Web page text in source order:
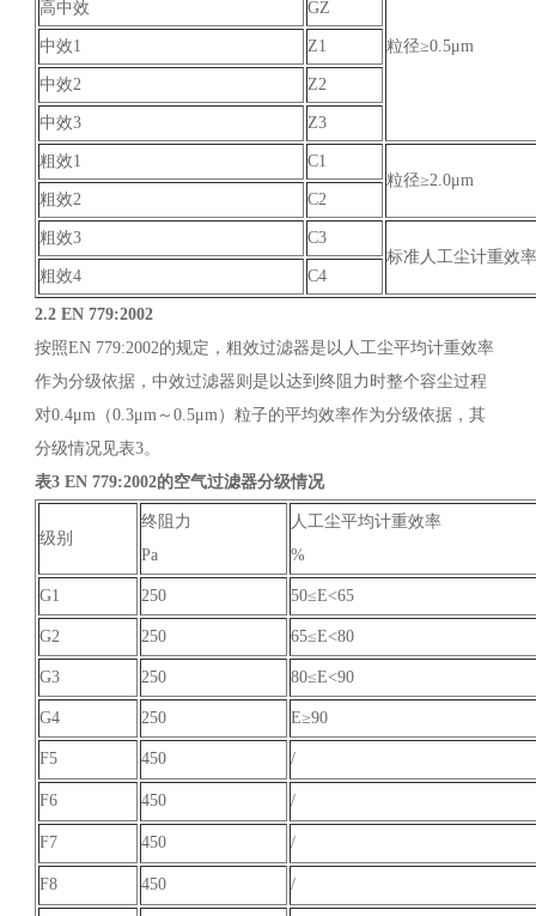
粒径≥0.5μm
高中效 GZ
中效1 Z1
中效2 Z2
中效3 Z3
粗效1
C1
粒径≥2.0μm
粗效2
C2
粗效3
C3
标准人工尘计重效率
粗效4
C4
2.2 EN 779:2002
按照EN 779:2002的规定，粗效过滤器是以人工尘平均计重效率
作为分级依据，中效过滤器则是以达到终阻力时整个容尘过程
对0.4μm（0.3μm～0.5μm）粒子的平均效率作为分级依据，其
分级情况见表3。
表3 EN 779:2002的空气过滤器分级情况
级别
终阻力
Pa
人工尘平均计重效率
%
G1 250 50≤E<65
G2 250 65≤E<80
G3 250 80≤E<90
G4 250 E≥90
F5 450 /
F6 450 /
F7 450 /
F8 450 /